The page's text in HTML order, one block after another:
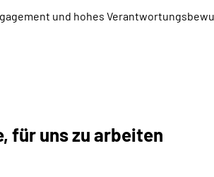
und hohes
für uns zu arbeiten